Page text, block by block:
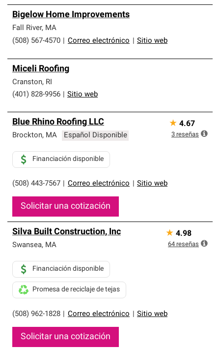
Bigelow Home Improvements
Fall River, MA
(508) 567-4570
Correo electrónico Sitio web
Miceli Roofing
Cranston, RI
(401) 828-9956
Sitio web
Blue Rhino Roofing LLC
Brockton, MA Español Disponible
(508) 443-7567 Correo electrónico Sitio web
Financiación disponible
Solicitar una cotización
★ 4.67
3 reseñas
Silva Built Construction, Inc
Swansea, MA
(508) 962-1828 Correo electrónico Sitio web
Financiación disponible
Promesa de reciclaje de tejas
Solicitar una cotización
★ 4.98
64 reseñas